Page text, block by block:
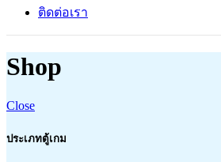
ติดต่อเรา
Shop
Close
ประเภทตู้เกม